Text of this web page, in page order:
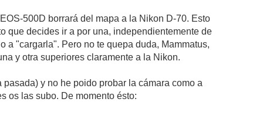
500D borrará del mapa a la Nikon D-70. Esto
que decides ir a por una, independientemente de
a "cargarla". Pero no te quepa duda, Mammatus,
y otra superiores claramente a la Nikon.
y no he poido probar la cámara como a
os las subo. De momento ésto: